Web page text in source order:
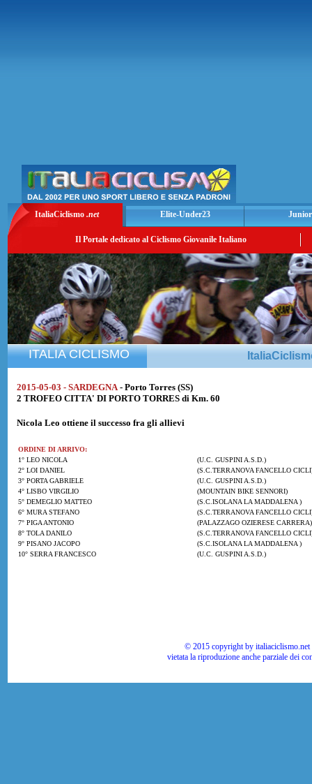
ItaliaCiclismo .net Elite-Under23
Il Portale dedicato al Ciclismo Giovanile Italiano
ITALIA CICLISMO
2015-05-03 - SARDEGNA - Porto Torres (SS)
2 TROFEO CITTA' DI PORTO TORRES di Km. 60
Nicola Leo ottiene il successo fra gli allievi
ORDINE DI ARRIVO:
1° LEO NICOLA
(U.C. GUSPINI A.S.D.)
2° LOI DANIEL
(S.C.TERRANOVA FANCELLO
3° PORTA GABRIELE
(U.C. GUSPINI A.S.D.)
4° LISBO VIRGILIO
(MOUNTAIN BIKE SENNORI)
5° DEMEGLIO MATTEO
(S.C.ISOLANA LA MADDALENA )
6° MURA STEFANO
(S.C.TERRANOVA FANCELLO
7° PIGA ANTONIO
(PALAZZAGO OZIERESE CARRERA)
8° TOLA DANILO
(S.C.TERRANOVA FANCELLO
9° PISANO JACOPO
(S.C.ISOLANA LA MADDALENA )
10° SERRA FRANCESCO
(U.C. GUSPINI A.S.D.)
© 2015 copyright by
vietata la riproduzione anche parziale dei